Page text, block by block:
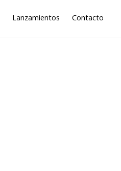
Lanzamientos Contacto